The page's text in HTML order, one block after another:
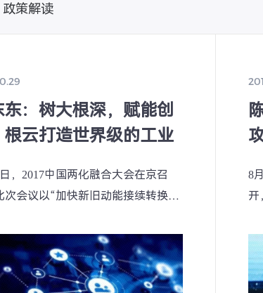
，广
人
同优
向全
型和
，打
智慧
能的
政策解读
东：树大根深，赋能创
根云打造世界级的工业
，2017中国两化融合大会在京召
次会议以“加快新旧动能接续转换抢
两化深度融合从而助力制造强国和
国，以及在当今时代中国企业的两
需要关注哪些层面。
8
开
发
同